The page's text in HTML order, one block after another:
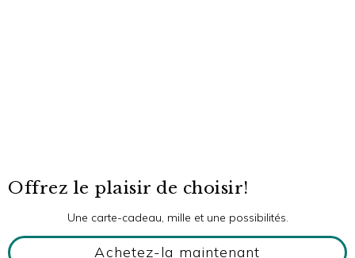
Offrez le plaisir de choisir!
Une carte-cadeau, mille et une possibilités.
Achetez-la maintenant